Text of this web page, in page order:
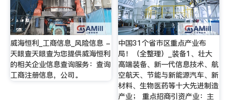
威海恒利_工商信息_风险信息 -
天眼查天眼查为您提供威海恒利
的相关企业信息查询服务：查询
工商注册信息，公司。
中国31个省市区重点产业布
局！（全整理）_装备1、壮大
高端装备、新一代信息技术、航
空航天、节能与新能源汽车、新
材料、生物医药等十大先进制造
产业； 重点招商引资产业：主